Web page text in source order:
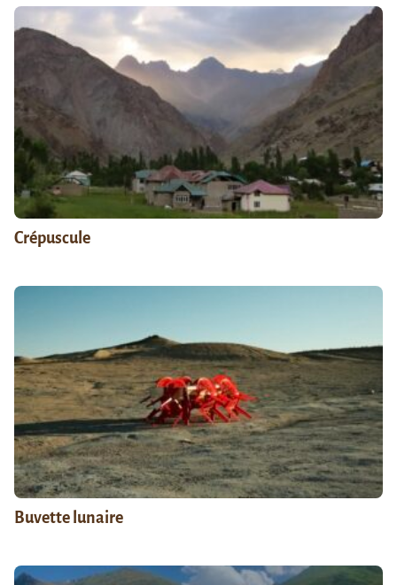
Crépuscule
Buvette lunaire